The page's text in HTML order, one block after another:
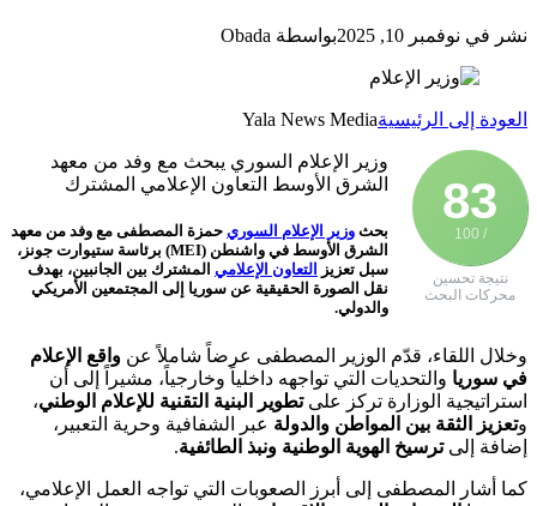
نشر في نوفمبر 10, 2025 بواسطة Obada
العودة إلى الرئيسيةYala News Media
83
/ 100
نتيجة تحسين
محركات البحث
وزير الإعلام السوري يبحث مع وفد من معهد
الشرق الأوسط التعاون الإعلامي المشترك
بحث وزير الإعلام السوري حمزة المصطفى مع وفد من معهد
الشرق الأوسط في واشنطن (MEI)
برئاسة ستيوارت جونز ،
سبل تعزيز التعاون الإعلامي المشترك بين الجانبين، بهدف
نقل الصورة الحقيقية عن سوريا إلى المجتمعين الأمريكي
والدولي.
وخلال اللقاء، قدّم الوزير المصطفى عرضاً شاملاً عن واقع الإعلام
في سوريا والتحديات التي تواجهه داخلياً وخارجياً، مشيراً إلى أن
استراتيجية الوزارة تركز علىتطوير البنية التقنية للإعلام الوطني،
وتعزيز الثقة بين المواطن والدولة عبر الشفافية وحرية التعبير،
إضافة إلىترسيخ الهوية الوطنية ونبذ الطائفية.
كما أشار المصطفى إلى أبرز الصعوبات التي تواجه العمل الإعلامي،